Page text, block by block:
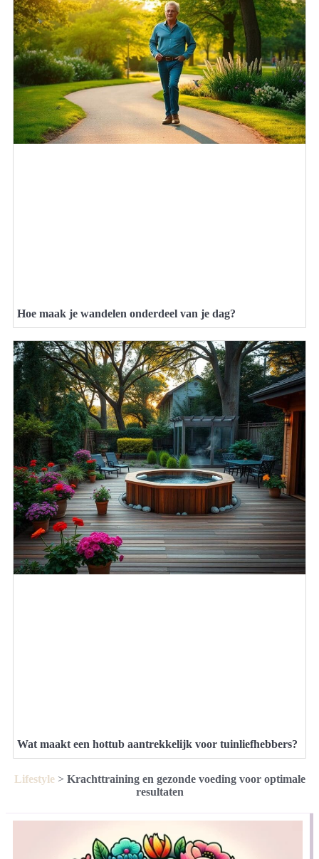
Hoe maak je wandelen onderdeel van je dag?
Wat maakt een hottub aantrekkelijk voor tuinliefhebbers?
Lifestyle> Krachttraining en gezonde voeding voor optimale
resultaten